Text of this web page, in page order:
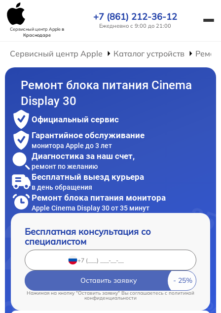
Сервисный центр Appleв
Краснодаре
+7 (861) 212-36-12
Ежедневно с 9:00 до 21:00
Сервисный центр Apple Каталог устройств
Ремонт блока питания Cinema
Display 30
Официальный сервис
Гарантийное обслуживание
монитора Apple до 3 лет
Диагностика за наш счет,
ремонт по желанию
Бесплатный выезд курьера
в день обращения
Ремонт блока питания монитора
Apple Cinema Display 30 от 35 минут
Бесплатная консультация со
специалистом
Оставить заявку
Нажимая на кнопку "Оставить заявку" Вы соглашаетесь cполитикой
конфиденциальности